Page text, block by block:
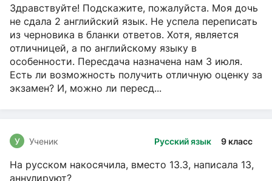
Здравствуйте! Подскажите, пожалуйста. Моя дочь
не сдала 2 английский язык. Не успела переписать
из черновика в бланки ответов. Хотя, является
отличницей, а по английскому языку в
особенности. Пересдача назначена нам 3 июля.
Есть ли возможность получить отличную оценку за
экзамен? И, можно ли пересд...
Русский язык 9 класс
У Ученик
На русском накосячила, вместо 13.3, написала 13,
аннулируют?